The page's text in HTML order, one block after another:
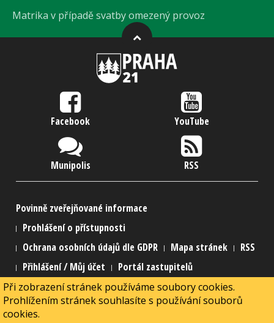
Matrika v případě svatby omezený provoz
Facebook YouTube
Munipolis RSS
Povinně zveřejňované informace
Prohlášení o přístupnosti
Ochrana osobních údajů dle GDPR
Mapa stránek
RSS
Přihlášení / Můj účet
Portál zastupitelů
2015 Městská část Praha 21
2015 Webmaster
Powered by
Při zobrazení stránek používáme soubory cookies.
Prohlížením stránek souhlasíte s používání souborů
cookies.